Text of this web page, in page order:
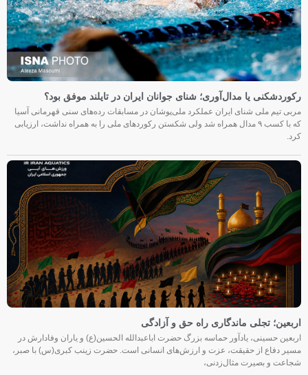
رکوردشکنی یا مدال‌آوری؛ شنای جوانان ایران در تایلند موفق بود؟
مربی تیم ملی شنای ایران عملکرد ملی‌پوشان در مسابقات رده‌های سنی قهرمانی آسیا
که با کسب ۹ مدال همراه شد ولی شکستن رکوردهای ملی را به همراه نداشت، ارزیابی
کرد.
اربعین؛ تجلی ماندگاری راه حق و آزادگی
اربعین حسینی، یادآور حماسه بزرگ حضرت اباعبدالله الحسین(ع) و یاران وفادارش در
مسیر دفاع از حقیقت، عزت و ارزش‌های انسانی است. حضرت زینب کبری(س) با صبر،
شجاعت و بصیرت مثال‌زدنی،